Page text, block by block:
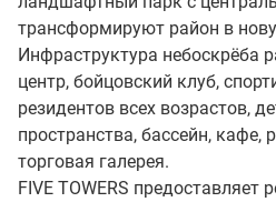
трансформируют район в
Инфраструктура небоскрёба
центр, бойцовский клуб,
резидентов всех возрастов,
пространства, бассейн,
торговая галерея.
FIVE TOWERS предоставляет